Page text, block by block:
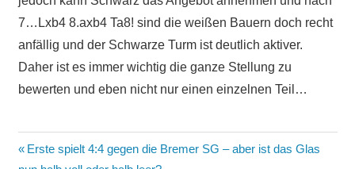
7…Lxb4 8.axb4 Ta8! sind die weißen Bauern doch recht
anfällig und der Schwarze Turm ist deutlich aktiver.
Daher ist es immer wichtig die ganze Stellung zu
bewerten und eben nicht nur einen einzelnen Teil…
Beitragsnavigation
Vorheriger
Erste spielt 4:4 gegen die Bremer SG – aber ist das Glas